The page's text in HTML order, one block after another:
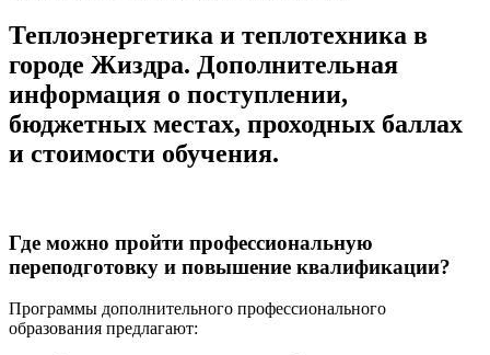
Теплоэнергетика и теплотехника в
городе Жиздра. Дополнительная
информация о поступлении,
бюджетных местах, проходных баллах
и стоимости обучения.
Где можно пройти профессиональную
переподготовку и повышение квалификации?
Программы дополнительного профессионального
образования предлагают: